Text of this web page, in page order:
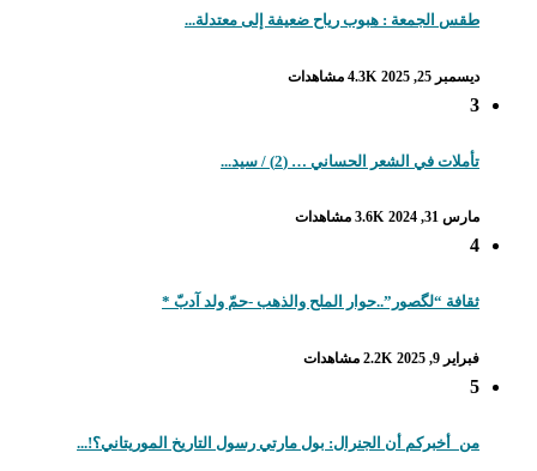
طقس الجمعة : هبوب رياح ضعيفة إلى معتدلة...
ديسمبر 25, 2025 4.3K مشاهدات
3
تأملات في الشعر الحساني … (2) / سيد...
مارس 31, 2024 3.6K مشاهدات
4
ثقافة “لگصور”..حوار الملح والذهب -حمّ ولد آدبّ *
فبراير 9, 2025 2.2K مشاهدات
5
من_أخبركم أن الجنرال: بول مارتي رسول التاريخ الموريتاني؟!...